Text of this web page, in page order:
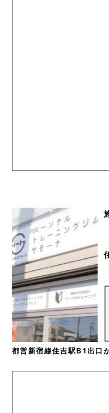
都営新宿線住吉駅B1出口